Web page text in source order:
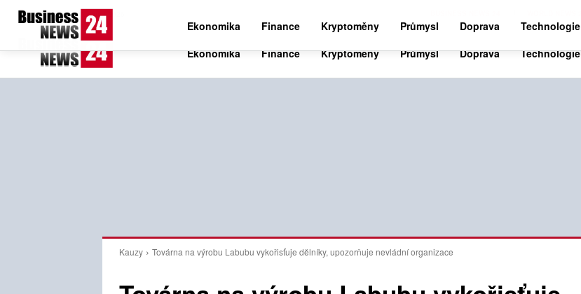
21.1 Czech
Pátek 7. srpna 2026
Ekonomika Finance Kryptoměny Průmysl Doprava Technologie
Kauzy Továrna na výrobu Labubu vykořisťuje dělníky, upozorňuje nevládní organizace